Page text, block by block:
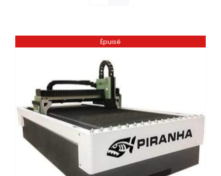
Épuisé